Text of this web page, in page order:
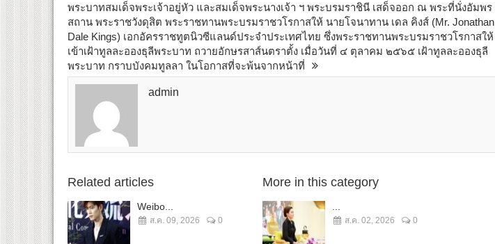
พระบาทสมเด็จพระเจ้าอยู่หัว และสมเด็จพระนางเจ้า ฯ พระบรมราชินี เสด็จออก ณ พระที่นั่งอัมพร
สถาน พระราชวังดุสิต พระราชทานพระบรมราชวโรกาสให้ นายโจนาทาน เดล คิงส์ (Mr. Jonathan
Dale Kings) เอกอัครราชทูตนิวซีแลนด์ประจำประเทศไทย ซึ่งพระราชทานพระบรมราชวโรกาสให้
เข้าเฝ้าทูลละอองธุลีพระบาท ถวายอักษรสาส์นตราตั้ง เมื่อวันที่ ๔ ตุลาคม ๒๕๖๕ เฝ้าทูลละอองธุลี
พระบาท กราบบังคมทูลลา ในโอกาสที่จะพ้นจากหน้าที่
admin
Related articles
Weibo...
ส.ค. 09, 2026 0
More in this category
ส.ค. 02, 2026 0